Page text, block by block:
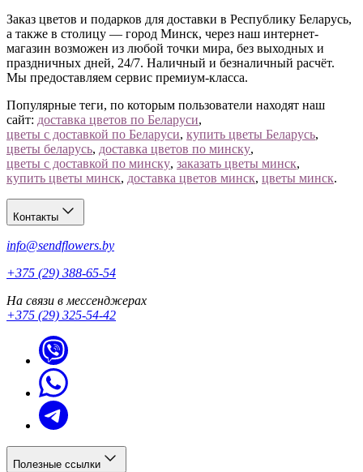
Заказ цветов и подарков для доставки в Республику Беларусь,
а также в столицу — город Минск, через наш интернет-
магазин возможен из любой точки мира, без выходных и
праздничных дней, 24/7. Наличный и безналичный расчёт.
Мы предоставляем сервис премиум-класса.
Популярные теги, по которым пользователи находят наш
сайт: доставка цветов по Беларуси,
цветы с доставкой по Беларуси, купить цветы Беларусь,
цветы беларусь, доставка цветов по минску,
цветы с доставкой по минску, заказать цветы минск,
купить цветы минск, доставка цветов минск, цветы минск.
Контакты
info@sendflowers.by
+375 (29) 388-65-54
На связи в мессенджерах
+375 (29) 325-54-42
Полезные ссылки